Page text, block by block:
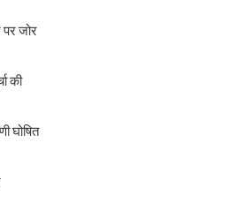
पर जोर
की
घोषित